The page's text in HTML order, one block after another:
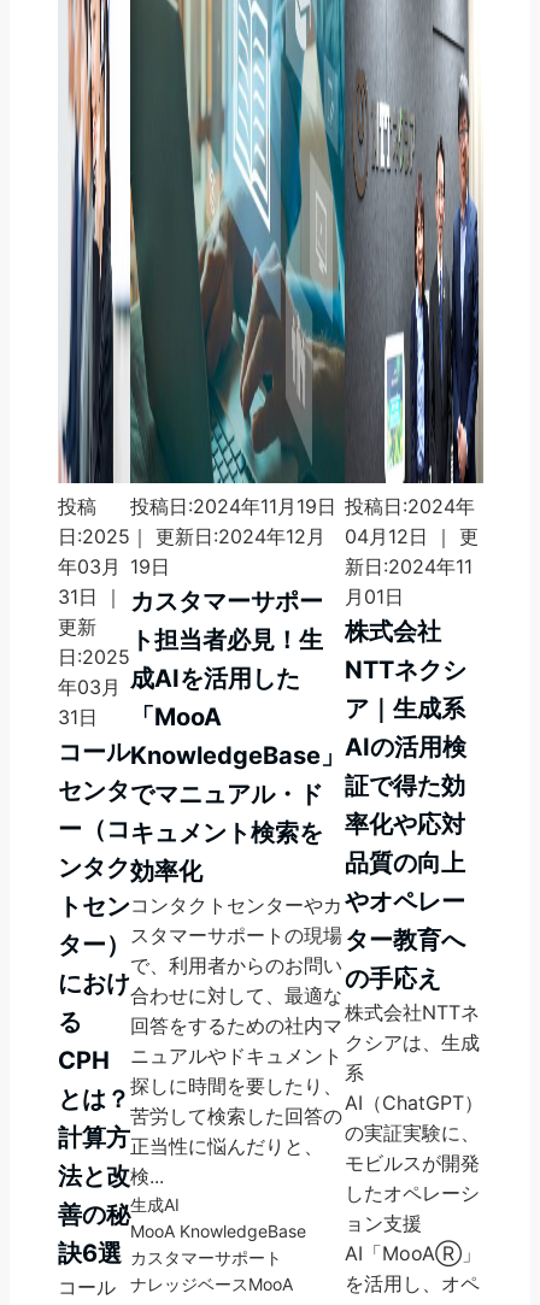
投稿
日:2025
年03月
31日 ｜
更新
日:2025
年03月
31日
コール
センタ
ー（コ
ンタク
トセン
ター）
におけ
る
CPH
とは？
計算方
法と改
善の秘
訣6選
コール
投稿日:2024年11月19日
｜ 更新日:2024年12月
19日
カスタマーサポー
ト担当者必見！生
成AIを活用した
「MooA
KnowledgeBase」
でマニュアル・ド
キュメント検索を
効率化
コンタクトセンターやカ
スタマーサポートの現場
で、利用者からのお問い
合わせに対して、最適な
回答をするための社内マ
ニュアルやドキュメント
探しに時間を要したり、
苦労して検索した回答の
正当性に悩んだりと、
検...
生成AI
MooA KnowledgeBase
カスタマーサポート
ナレッジベースMooA
投稿日:2024年
04月12日 ｜ 更
新日:2024年11
月01日
株式会社
NTTネクシ
ア｜生成系
AIの活用検
証で得た効
率化や応対
品質の向上
やオペレー
ター教育へ
の手応え
株式会社NTTネ
クシアは、生成
系
AI（ChatGPT）
の実証実験に、
モビルスが開発
したオペレーシ
ョン支援
AI「MooAⓇ」
を活用し、オペ